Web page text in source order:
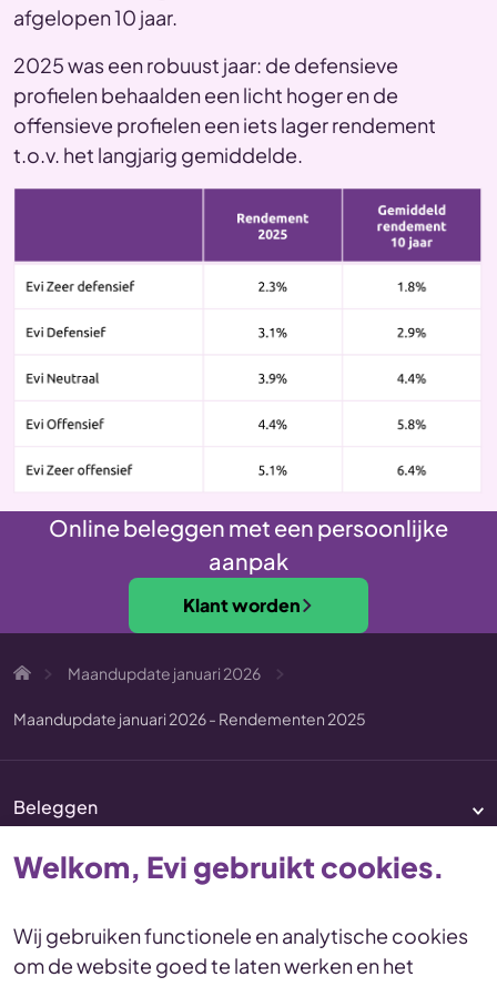
afgelopen 10 jaar.
2025 was een robuust jaar: de defensieve
profielen behaalden een licht hoger en de
offensieve profielen een iets lager rendement
t.o.v. het langjarig gemiddelde.
Online beleggen met een persoonlijke
aanpak
Klant worden
Maandupdate januari 2026
Maandupdate januari 2026 - Rendementen 2025
Beleggen
Vermogenscoaching
DisclaimerVoorwaarden
Welkom, Evi gebruikt cookies.
Wij gebruiken functionele en analytische cookies
om de website goed te laten werken en het